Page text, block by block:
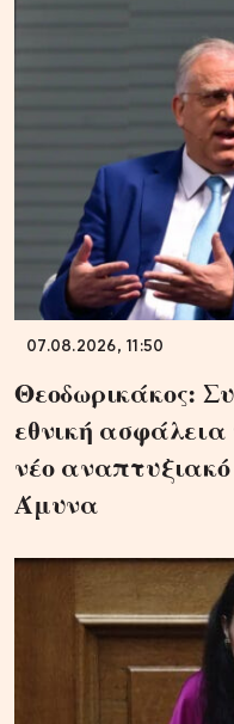
07.08.2026, 11:50
Θεοδωρικάκος:
εθνική
νέο
Άμυνα